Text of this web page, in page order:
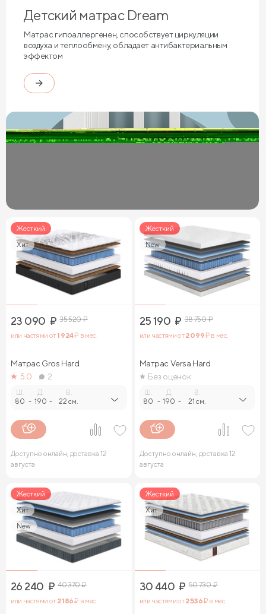
Детский матрас Dream
Матрас гипоаллергенен, способствует циркуляции
воздуха и теплообмену, обладает антибактериальным
эффектом
Жесткий
Хит
23 090 ₽ 35 520₽
или частями от1 924₽ в мес.
Матрас Gros Hard
5.0
2
80 -
Д.
190 -
В.
22 см.
Доступно онлайн, доставка 12
августа
Жесткий
New
25 190 ₽ 38 750₽
или частями от2 099₽ в мес.
Матрас Versa Hard
Без оценок
80 -
Д.
190 -
В.
21 см.
Доступно онлайн, доставка 12
августа
Жесткий
Хит
New
26 240 ₽ 40 370₽
или частями от 2 186₽ в мес.
Жесткий
Хит
30 440 ₽ 50 730₽
или частями от2 536₽ в мес.